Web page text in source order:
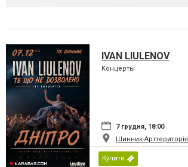
IVAN LIULENOV
Концерты
7 грудня, 18:00
Шинник-Арттериторія
Купити